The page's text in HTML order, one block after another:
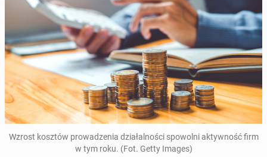
Wzrost kosztów pro­wa­dze­nia dzia­łal­no­ści spo­wol­ni ak­tyw­ność firm
w tym roku. (Fot. Getty Images)